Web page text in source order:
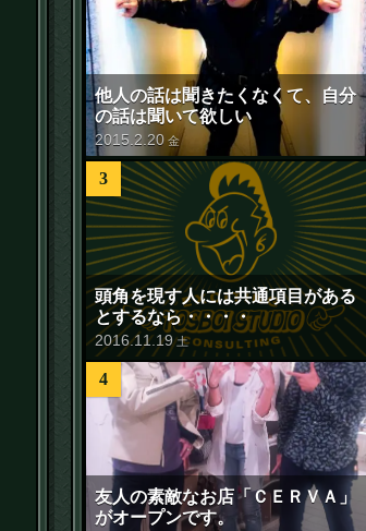
他人の話は聞きたくなくて、自分
の話は聞いて欲しい
2015 2 20 金
3
頭角を現す人には共通項目がある
とするなら・・・・
2016.11.19 土
4
友人の素敵なお店「ＣＥＲＶＡ」
がオープンです。